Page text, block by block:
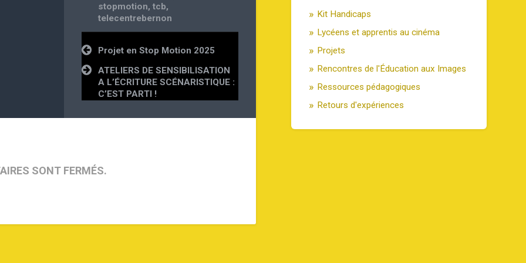
stopmotion,tcb,
telecentrebernon
Navigation
de
l’article
Projet en Stop Motion 2025
ATELIERS DE SENSIBILISATION
A L’ÉCRITURE SCÉNARISTIQUE :
C’EST PARTI !
SONT FERMÉS.
Kit Handicaps
Lycéens et apprentis au cinéma
Projets
Rencontres de l'Éducation aux Images
Ressources pédagogiques
Retours d'expériences